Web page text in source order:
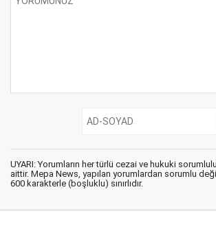
UYARI: Yorumların her türlü cezai ve hukuki
aittir. Mepa News, yapılan yorumlardan sorumlu
600 karakterle (boşluklu) sınırlıdır.